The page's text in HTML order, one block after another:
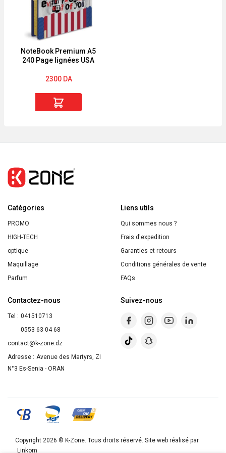
isotherme
NoteBook Premium A5
240 Page lignées USA
2300 DA
240
Page
USA
Catégories
PROMO
HIGH-TECH
optique
Maquillage
Parfum
Liens utils
Qui sommes nous ?
Frais d'expedition
Garanties et retours
Conditions générales de vente
FAQs
Contactez-nous
Tel : 041510713
0553 63 04 68
contact@k-zone.dz
Adresse : Avenue des Martyrs, ZI
N°3 Es-Senia - ORAN
Suivez-nous
Copyright 2026 © K-Zone. Tous droits réservé. Site web réalisé par
Linkom